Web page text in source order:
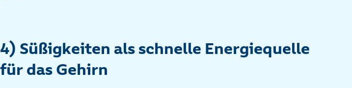
4) Süßigkeiten als schnelle Energiequelle
für das Gehirn